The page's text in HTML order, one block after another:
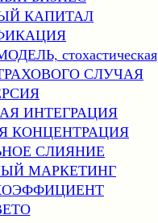
КАПИТАЛ
стохастическая
СЛУЧАЯ
ИНТЕГРАЦИЯ
КОНЦЕНТРАЦИЯ
СЛИЯНИЕ
МАРКЕТИНГ